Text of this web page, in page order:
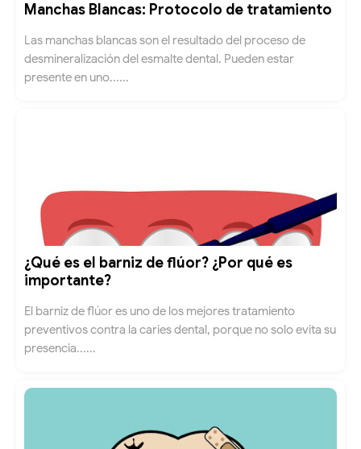
Manchas Blancas: Protocolo de tratamiento
Las manchas blancas son el resultado del proceso de
desmineralización del esmalte dental. Pueden estar
presente en uno......
¿Qué es el barniz de flúor? ¿Por qué es
importante?
El barniz de flúor es uno de los mejores tratamiento
preventivos contra la caries dental, porque no solo evita su
presencia......